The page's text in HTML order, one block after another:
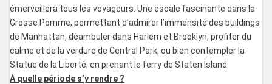
émerveillera tous les voyageurs. Une escale fascinante dans la
Grosse Pomme, permettant d’admirer l’immensité des buildings
de Manhattan, déambuler dans Harlem et Brooklyn, profiter du
calme et de la verdure de Central Park, ou bien contempler la
Statue de la Liberté, en prenant le ferry de Staten Island.
À quelle période s’y rendre ?